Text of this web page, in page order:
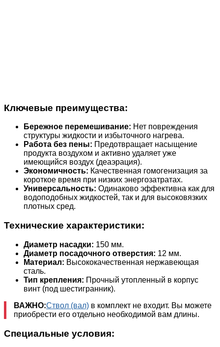
Ключевые преимущества:
Бережное перемешивание: Нет повреждения
структуры жидкости и избыточного нагрева.
Работа без пены: Предотвращает насыщение
продукта воздухом и активно удаляет уже
имеющийся воздух (деаэрация).
Экономичность: Качественная гомогенизация за
короткое время при низких энергозатратах.
Универсальность: Одинаково эффективна как для
водоподобных жидкостей, так и для высоковязких
плотных сред.
Технические характеристики:
Диаметр насадки: 150 мм.
Диаметр посадочного отверстия: 12 мм.
Материал: Высококачественная нержавеющая
сталь.
Тип крепления: Прочный утопленный в корпус
винт (под шестигранник).
ВАЖНО:Ствол (вал) в комплект не входит. Вы можете
приобрести его отдельно необходимой вам длины.
Специальные условия: